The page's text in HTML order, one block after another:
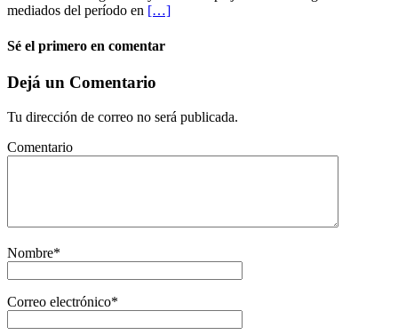
mediados del período en […]
Sé el primero en comentar
Dejá un Comentario
Tu dirección de correo no será publicada.
Comentario
Nombre*
Correo electrónico*